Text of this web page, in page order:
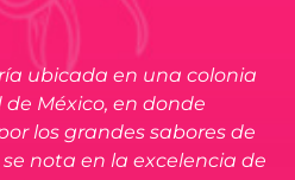
ubicada en una colonia
México, en donde
los grandes sabores de
nota en la excelencia de